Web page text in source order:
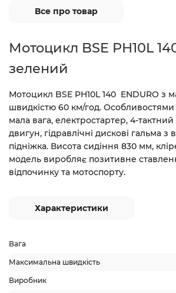
Все про товар
Мотоцикл BSE PH10L
зелений
Мотоцикл BSE PH10L 140 ENDURO з
швидкістю 60 км/год. Особливостями
мала вага, електростартер, 4-тактний
двигун, гідравлічні дискові гальма з
підніжка. Висота сидіння 830 мм,
модель виробляє позитивне
відпочинку та мотоспорту.
Характеристики
Вага
Максимальна швидкість
Виробник